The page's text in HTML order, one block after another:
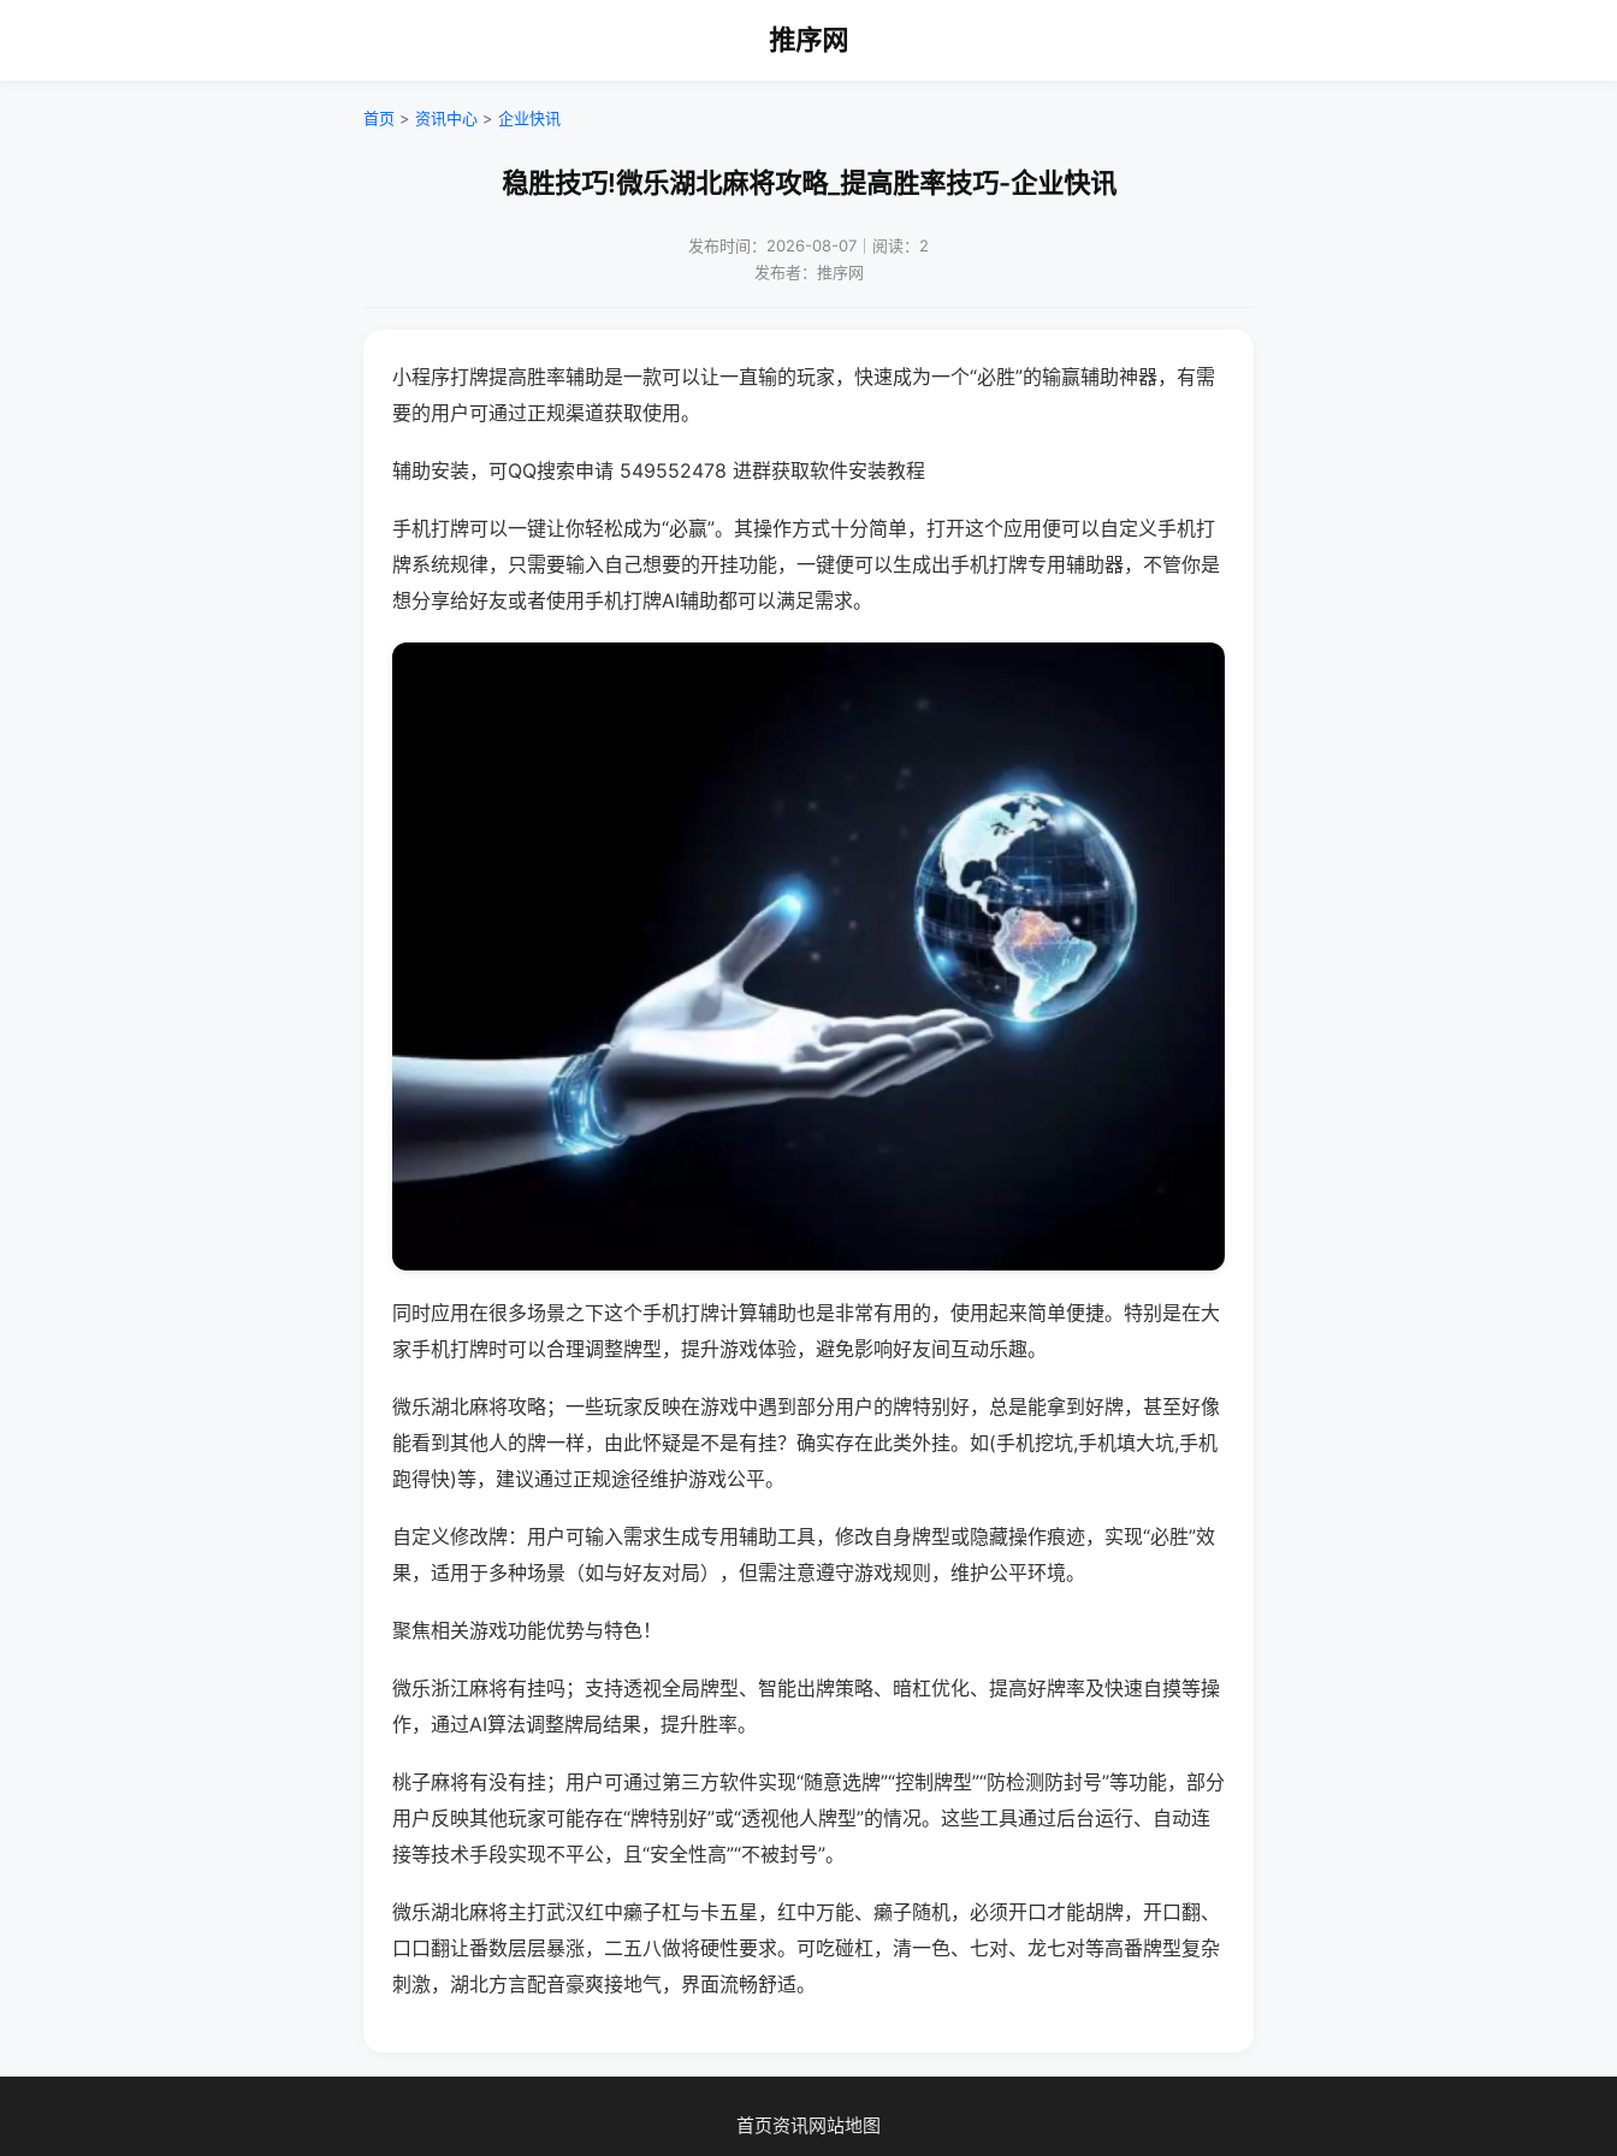
推序网
首页 > 资讯中心 > 企业快讯
稳胜技巧!微乐湖北麻将攻略_提高胜率技巧-企业快讯
发布时间：2026-08-07｜阅读：2
发布者：推序网
小程序打牌提高胜率辅助是一款可以让一直输的玩家，快速成为一个“必胜”的输赢辅助神器，有需
要的用户可通过正规渠道获取使用。
辅助安装，可QQ搜索申请 549552478 进群获取软件安装教程
手机打牌可以一键让你轻松成为“必赢”。其操作方式十分简单，打开这个应用便可以自定义手机打
牌系统规律，只需要输入自己想要的开挂功能，一键便可以生成出手机打牌专用辅助器，不管你是
想分享给好友或者使用手机打牌AI辅助都可以满足需求。
同时应用在很多场景之下这个手机打牌计算辅助也是非常有用的，使用起来简单便捷。特别是在大
家手机打牌时可以合理调整牌型，提升游戏体验，避免影响好友间互动乐趣。
微乐湖北麻将攻略；一些玩家反映在游戏中遇到部分用户的牌特别好，总是能拿到好牌，甚至好像
能看到其他人的牌一样，由此怀疑是不是有挂？确实存在此类外挂。如(手机挖坑,手机填大坑,手机
跑得快)等，建议通过正规途径维护游戏公平。
自定义修改牌：用户可输入需求生成专用辅助工具，修改自身牌型或隐藏操作痕迹，实现“必胜”效
果，适用于多种场景（如与好友对局），但需注意遵守游戏规则，维护公平环境。
聚焦相关游戏功能优势与特色！
微乐浙江麻将有挂吗；支持透视全局牌型、智能出牌策略、暗杠优化、提高好牌率及快速自摸等操
作，通过AI算法调整牌局结果，提升胜率。
桃子麻将有没有挂；用户可通过第三方软件实现“随意选牌”“控制牌型”“防检测防封号”等功能，部分
用户反映其他玩家可能存在“牌特别好”或“透视他人牌型”的情况。这些工具通过后台运行、自动连
接等技术手段实现不平公，且“安全性高”“不被封号”。
微乐湖北麻将主打武汉红中癞子杠与卡五星，红中万能、癞子随机，必须开口才能胡牌，开口翻、
口口翻让番数层层暴涨，二五八做将硬性要求。可吃碰杠，清一色、七对、龙七对等高番牌型复杂
刺激，湖北方言配音豪爽接地气，界面流畅舒适。
首页资讯网站地图